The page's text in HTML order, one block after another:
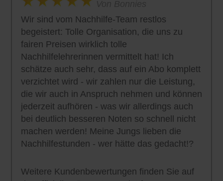
Wir sind vom Nachhilfe-Team restlos
begeistert: Tolle Organisation, die uns zu
fairen Preisen wirklich tolle
Nachhilfelehrerinnen vermittelt hat! Ich
schätze auch sehr, dass auf ein Abo komplett
verzichtet wird - wir zahlen nur die Leistung,
die wir auch in Anspruch nehmen und können
jederzeit aufhören - was wir allerdings auch
bei deutlich besseren Noten so schnell nicht
machen werden! Meine Jungs lieben die
Nachhilfestunden - wer hätte das gedacht!?
Weitere Kundenbewertungen finden Sie auf